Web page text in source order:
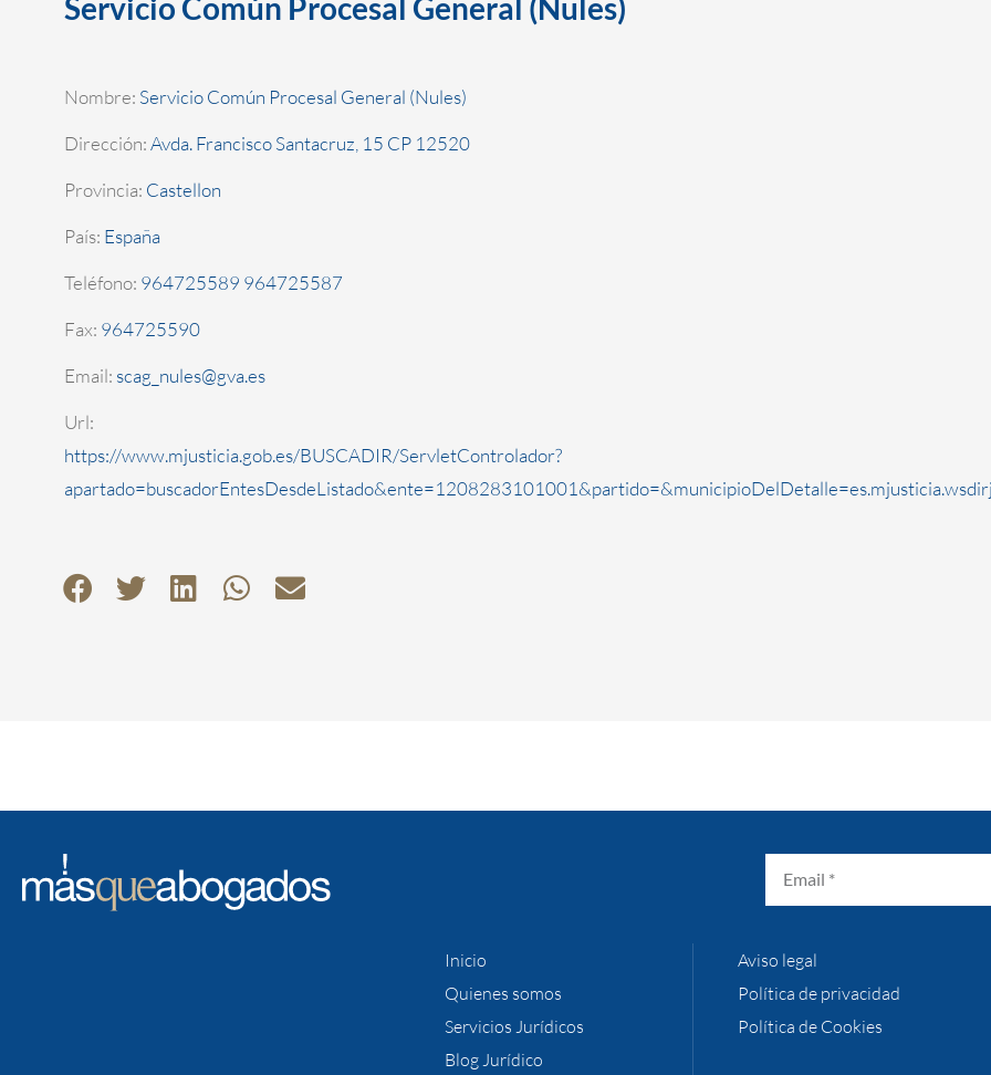
Servicio Común Procesal General (Nules)
Nombre: Servicio Común Procesal General (Nules)
Dirección:Avda. Francisco Santacruz, 15 CP 12520
Provincia: Castellon
País: España
Teléfono: 964725589 964725587
Fax: 964725590
Email: scag_nules@gva.es
Url:
https://www.mjusticia.gob.es/BUSCADIR/ServletControlador?
Inicio
Quienes somos
Servicios Jurídicos
Blog Jurídico
Aviso legal
Política de privacidad
Política de Cookies